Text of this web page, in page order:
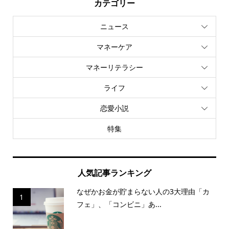
カテゴリー
ニュース
マネーケア
マネーリテラシー
ライフ
恋愛小説
特集
人気記事ランキング
1
なぜかお金が貯まらない人の3大理由「カ
フェ」、「コンビニ」あ...